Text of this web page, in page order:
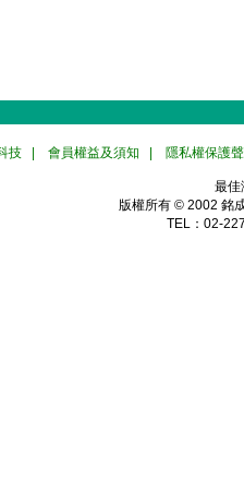
隱私權保護